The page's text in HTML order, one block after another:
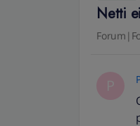
Netti
P